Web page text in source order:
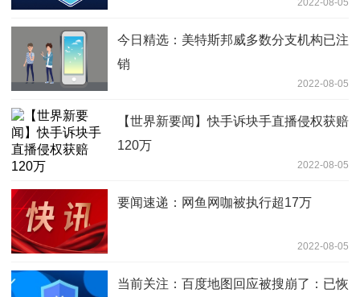
2022-08-05
今日精选：美特斯邦威多数分支机构已注
销
2022-08-05
【世界新要闻】快手诉块手直播侵权获赔
120万
2022-08-05
要闻速递：网鱼网咖被执行超17万
2022-08-05
当前关注：百度地图回应被搜崩了：已恢